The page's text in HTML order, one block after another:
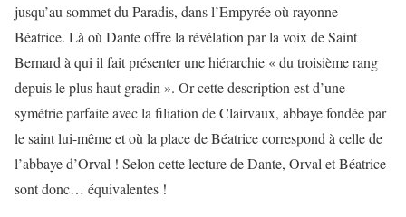
jusqu’au sommet du Paradis, dans l’Empyrée où rayonne
Béatrice. Là où Dante offre la révélation par la voix de Saint
Bernard à qui il fait présenter une hiérarchie « du troisième rang
depuis le plus haut gradin ». Or cette description est d’une
symétrie parfaite avec la filiation de Clairvaux, abbaye fondée par
le saint lui-même et où la place de Béatrice correspond à celle de
l’abbaye d’Orval ! Selon cette lecture de Dante, Orval et Béatrice
sont donc… équivalentes !